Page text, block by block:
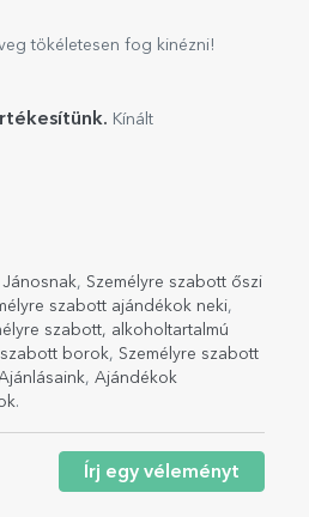
tökéletesen fog kinézni!
Kínált
, Személyre szabott őszi
szabott ajándékok neki,
szabott, alkoholtartalmú
szabott borok, Személyre szabott
, Ajándékok
.
Írj egy véleményt